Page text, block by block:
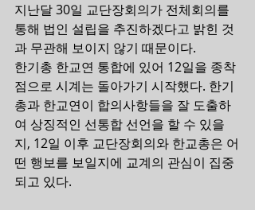
지난달 30일 교단장회의가 전체회의를
통해 법인 설립을 추진하겠다고 밝힌 것
과 무관해 보이지 않기 때문이다.
한기총 한교연 통합에 있어 12일을 종착
점으로 시계는 돌아가기 시작했다. 한기
총과 한교연이 합의사항들을 잘 도출하
여 상징적인 선통합 선언을 할 수 있을
지, 12일 이후 교단장회의와 한교총은 어
떤 행보를 보일지에 교계의 관심이 집중
되고 있다.